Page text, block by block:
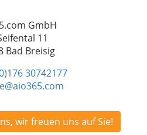
GmbH
11
Bad Breisig
30742177
wir freuen uns auf Sie!